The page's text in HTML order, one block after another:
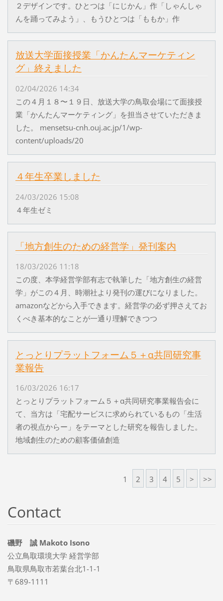
２デザインです。ひとつは「にじかん」作「しゃんしゃ
んを踊ってみよう」、もうひとつは「ももか」作
放送大学面接授業「かんたんマーケティン
グ」終えました
02/04/2026 14:34
この４月１８〜１９日、放送大学の鳥取会場にて面接授
業「かんたんマーケティング」を担当させていただきま
した。 mensetsu-cnh.ouj.ac.jp/1/wp-
content/uploads/20
４年生卒業しました
24/03/2026 15:08
４年生ゼミ
「地方創生のための経営学」発刊案内
18/03/2026 11:18
この度、本学経営学部有志で執筆した「地方創生の経営
学」がこの４月、時潮社より発刊の運びになりました。
amazonなどから入手できます。経営学の必ず押さえてお
くべき基本的なことが一通り理解できつつ
とっとりプラットフォーム５＋α共同研究事
業報告
16/03/2026 16:17
とっとりプラットフォーム５＋α共同研究事業報告会に
て、当方は「宅配サービスに求められているもの「生活
者の視点からー」をテーマとした研究を報告しました。
地域創生のための顧客価値創造
1 2 3 4 5 > >>
Contact
磯野 誠 Makoto Isono
公立鳥取環境大学 経営学部
鳥取県鳥取市若葉台北1-1-1
〒689-1111